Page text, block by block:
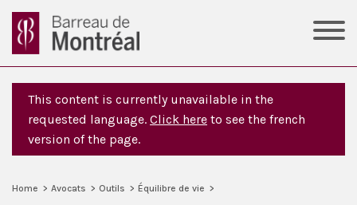
This content is currently unavailable in the
requested language. Click here to see the french
version of the page.
Home > Avocats > Outils > Équilibre de vie >